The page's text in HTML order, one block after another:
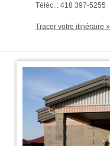
Téléc. : 418 397-5255
Tracer votre itinéraire »